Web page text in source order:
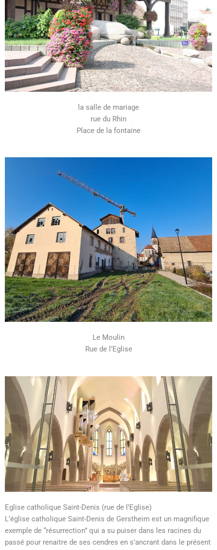
la salle de mariage
rue du Rhin
Place de la fontaine
Le Moulin
Rue de l’Eglise
Eglise catholique Saint-Denis (rue de l’Eglise)
L’église catholique Saint-Denis de Gerstheim est un magnifique
exemple de “résurrection” qui a su puiser dans les racines du
passé pour renaitre de ses cendres en s’ancrant dans le présent